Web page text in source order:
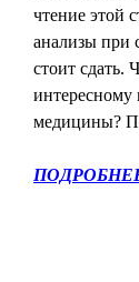
чтение этой
анализы при
стоит сдать.
медицины?